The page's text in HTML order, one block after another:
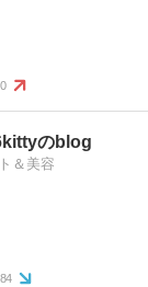
のblog
＆美容